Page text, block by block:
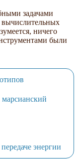
задачами
вычислительных
ничего
были
энергии